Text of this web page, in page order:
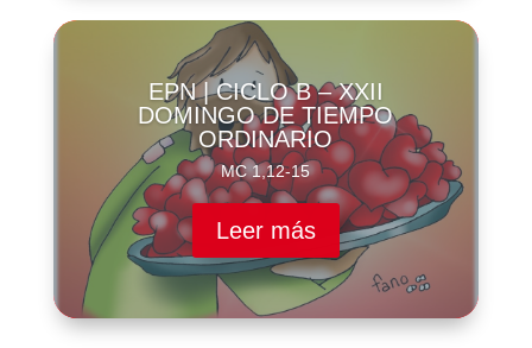
EPN | CICLO B – XXII
DOMINGO DE TIEMPO
ORDINARIO
MC 1,12-15
Leer más